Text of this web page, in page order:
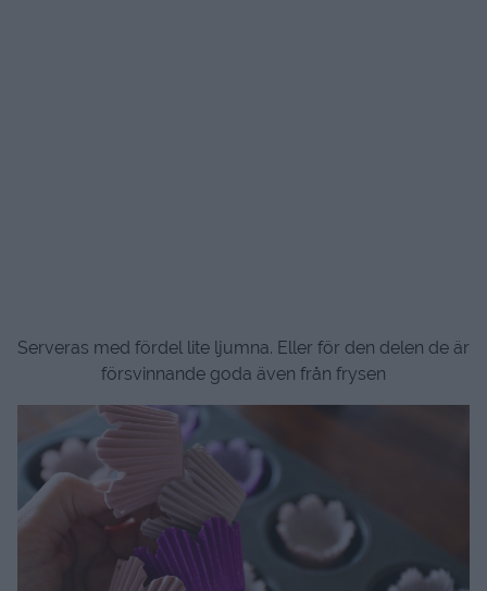
Serveras med fördel lite ljumna. Eller för den delen de är
försvinnande goda även från frysen